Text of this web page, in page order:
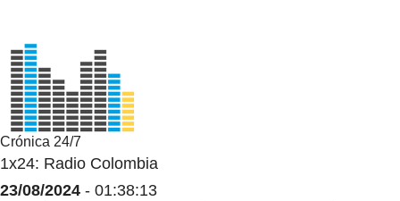
Crónica 24/7
1x24: Radio Colombia
23/08/2024 - 01:38:13